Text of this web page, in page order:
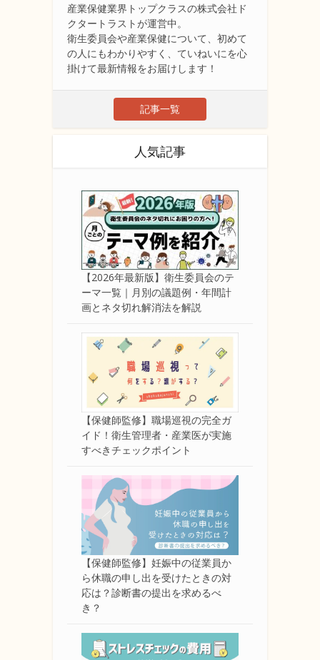
産業保健業界トップクラスの株式会社ド
クタートラストが運営中。
衛生委員会や産業保健について、初めて
の人にもわかりやすく、ていねいにを心
掛けて最新情報をお届けします！
記事一覧
人気記事
【2026年最新版】衛生委員会のテ
ーマ一覧｜月別の議題例・年間計
画とネタ切れ解消法を解説
【保健師監修】職場巡視の完全ガ
イド！衛生管理者・産業医が実施
すべきチェックポイント
【保健師監修】妊娠中の従業員か
ら休職の申し出を受けたときの対
応は？診断書の提出を求めるべ
き？